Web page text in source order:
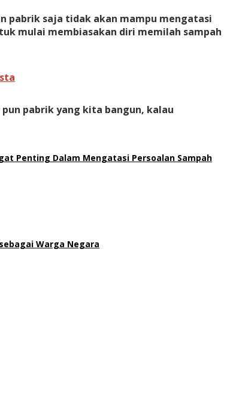
pabrik saja tidak akan mampu mengatasi
mulai membiasakan diri memilah sampah
pabrik yang kita bangun, kalau
Penting Dalam Mengatasi Persoalan Sampah
Warga Negara